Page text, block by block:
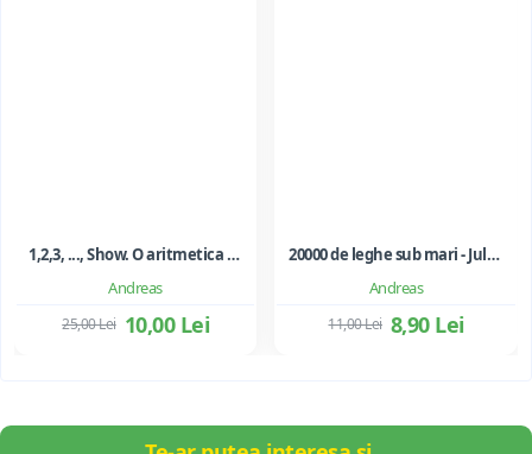
Andreas
1,2,3, ..., Show. O aritmetica emotionala, o poezie a matematicii - Ioan Dancila
10,00 Lei
25,00 Lei
Andreas
20000 de leghe sub mari - Jules Verne
8,90 Lei
11,00 Lei